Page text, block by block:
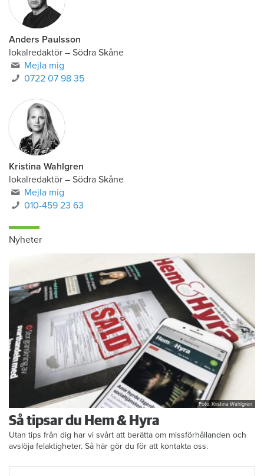
Anders Paulsson
lokalredaktör – Södra Skåne
Mejla mig
0722 07 98 35
Kristina Wahlgren
lokalredaktör – Södra Skåne
Mejla mig
010-459 23 63
Nyheter
Foto: Kristina Wahlgren
Så tipsar du Hem & Hyra
Utan tips från dig har vi svårt att berätta om missförhållanden och
avslöja felaktigheter. Så här gör du för att kontakta oss.